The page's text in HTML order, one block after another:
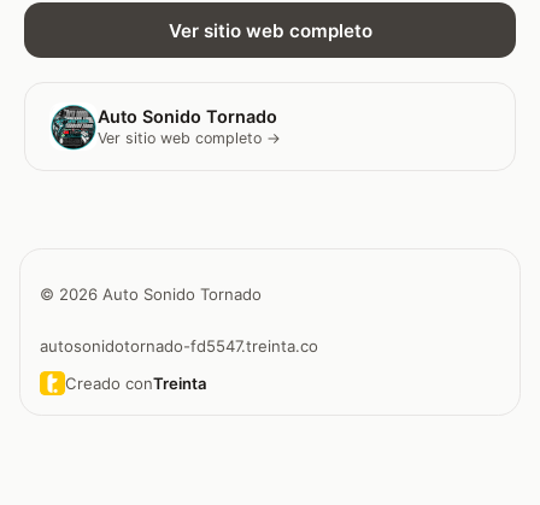
Ver sitio web completo
Auto Sonido Tornado
Ver sitio web completo →
© 2026 Auto Sonido Tornado
autosonidotornado-fd5547.treinta.co
Creado conTreinta